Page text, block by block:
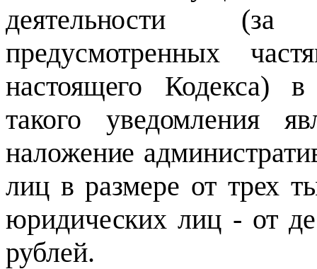
деятельности (за
предусмотренных
настоящего Кодекса)
такого уведомления
наложение
лиц в размере от трех
юридических лиц - от
рублей.